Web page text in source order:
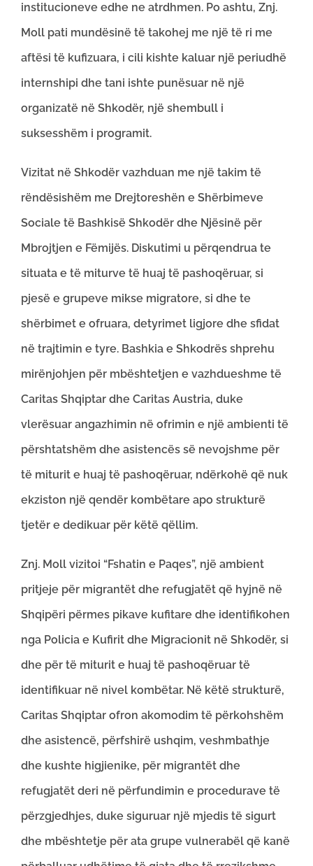
institucioneve edhe ne atrdhmen. Po ashtu, Znj.
Moll pati mundësinë të takohej me një të ri me
aftësi të kufizuara, i cili kishte kaluar një periudhë
internshipi dhe tani ishte punësuar në një
organizatë në Shkodër, një shembull i
suksesshëm i programit.
Vizitat në Shkodër vazhduan me një takim të
rëndësishëm me Drejtoreshën e Shërbimeve
Sociale të Bashkisë Shkodër dhe Njësinë për
Mbrojtjen e Fëmijës. Diskutimi u përqendrua te
situata e të miturve të huaj të pashoqëruar, si
pjesë e grupeve mikse migratore, si dhe te
shërbimet e ofruara, detyrimet ligjore dhe sfidat
në trajtimin e tyre. Bashkia e Shkodrës shprehu
mirënjohjen për mbështetjen e vazhdueshme të
Caritas Shqiptar dhe Caritas Austria, duke
vlerësuar angazhimin në ofrimin e një ambienti të
përshtatshëm dhe asistencës së nevojshme për
të miturit e huaj të pashoqëruar, ndërkohë që nuk
ekziston një qendër kombëtare apo strukturë
tjetër e dedikuar për këtë qëllim.
Znj. Moll vizitoi “Fshatin e Paqes”, një ambient
pritjeje për migrantët dhe refugjatët që hyjnë në
Shqipëri përmes pikave kufitare dhe identifikohen
nga Policia e Kufirit dhe Migracionit në Shkodër, si
dhe për të miturit e huaj të pashoqëruar të
identifikuar në nivel kombëtar. Në këtë strukturë,
Caritas Shqiptar ofron akomodim të përkohshëm
dhe asistencë, përfshirë ushqim, veshmbathje
dhe kushte higjienike, për migrantët dhe
refugjatët deri në përfundimin e procedurave të
përzgjedhjes, duke siguruar një mjedis të sigurt
dhe mbështetje për ata grupe vulnerabël që kanë